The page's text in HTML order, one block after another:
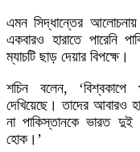
এমন সিদ্ধান্তের
একবারও হারাতে পারেনি
ম্যাচটি ছাড় দেয়ার বিপক্ষে।
শচিন বলেন, ‘বিশ্বকাপে
দেখিয়েছে। তাদের আবারও
না পাকিস্তানকে ভারত দুই
হোক।’